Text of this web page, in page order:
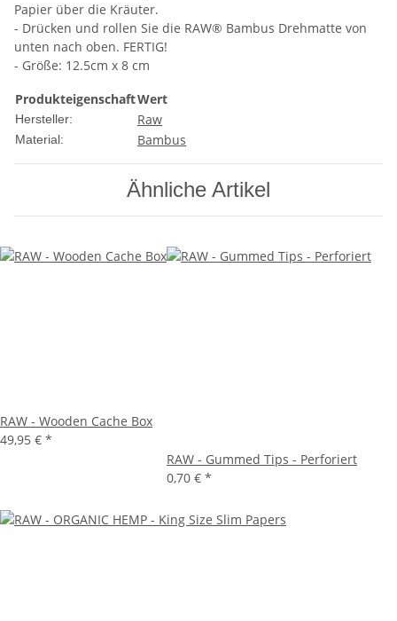
Papier über die Kräuter.
- Drücken und rollen Sie die RAW® Bambus Drehmatte von
unten nach oben. FERTIG!
- Größe: 12.5cm x 8 cm
ProdukteigenschaftWert
Hersteller: Raw
Material: Bambus
Ähnliche Artikel
RAW - Wooden Cache Box
49,95 € *
RAW - Gummed Tips - Perforiert
0,70 € *